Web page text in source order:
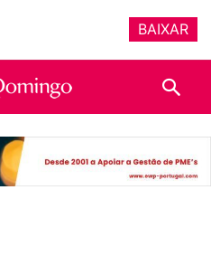
BAIXAR